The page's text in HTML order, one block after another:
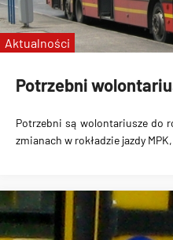
Potrzebni
Potrzebni są wolontariusze do
zmianach w rokładzie jazdy
Aktualności